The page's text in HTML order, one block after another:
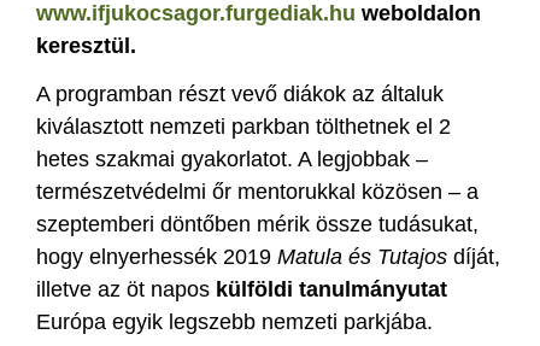
www.ifjukocsagor.furgediak.hu weboldalon
keresztül.
A programban részt vevő diákok az általuk
kiválasztott nemzeti parkban tölthetnek el 2
hetes szakmai gyakorlatot. A legjobbak –
természetvédelmi őr mentorukkal közösen – a
szeptemberi döntőben mérik össze tudásukat,
hogy elnyerhessék 2019 Matula és Tutajos díját,
illetve az öt napos külföldi tanulmányutat
Európa egyik legszebb nemzeti parkjába.